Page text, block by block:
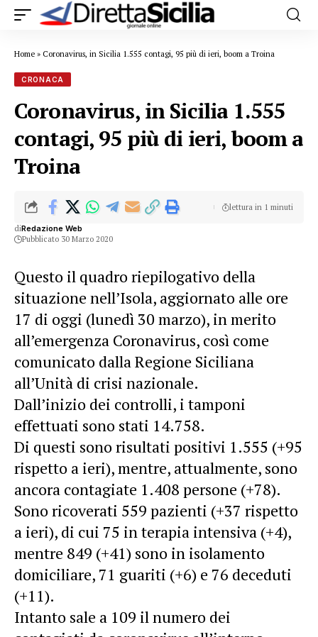
Home » Coronavirus, in Sicilia 1.555 contagi, 95 più di ieri, boom a Troina
CRONACA
Coronavirus, in Sicilia 1.555
contagi, 95 più di ieri, boom a
Troina
diRedazione Web
Pubblicato 30 Marzo 2020
lettura in 1 minuti
Questo il quadro riepilogativo della
situazione nell’Isola, aggiornato alle ore
17 di oggi (lunedì 30 marzo), in merito
all’emergenza Coronavirus, così come
comunicato dalla Regione Siciliana
all’Unità di crisi nazionale.
Dall’inizio dei controlli, i tamponi
effettuati sono stati 14.758.
Di questi sono risultati positivi 1.555 (+95
rispetto a ieri), mentre, attualmente, sono
ancora contagiate 1.408 persone (+78).
Sono ricoverati 559 pazienti (+37 rispetto
a ieri), di cui 75 in terapia intensiva (+4),
mentre 849 (+41) sono in isolamento
domiciliare, 71 guariti (+6) e 76 deceduti
(+11).
Intanto sale a 109 il numero dei